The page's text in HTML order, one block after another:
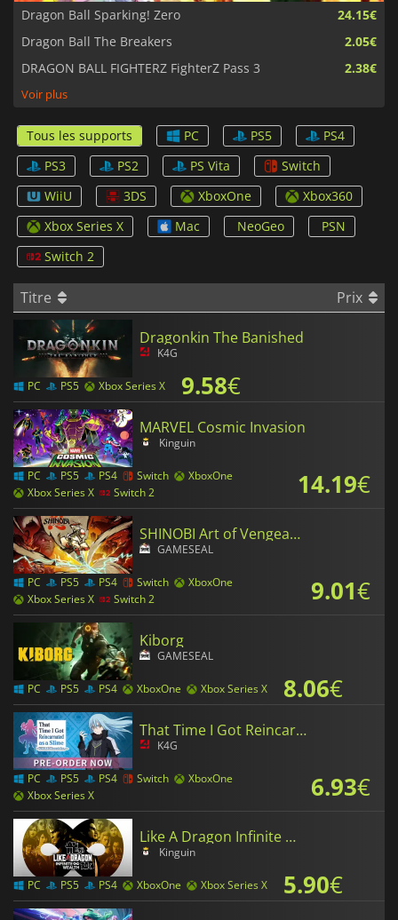
Dragon Ball Sparking! Zero
24.15€
Dragon Ball The Breakers
2.05€
DRAGON BALL FIGHTERZ FighterZ Pass 3
2.38€
Voir plus
Tous les supports PC PS5
PS4
PS3
PS2 PS Vita
Switch
WiiU
3DS XboxOne
Xbox360
Xbox Series X
Mac NeoGeo
PSN
Switch 2
Titre Prix
Dragonkin The Banished
K4G
PC PS5 Xbox Series X 9.58€
MARVEL Cosmic Invasion
Kinguin
PC PS5 PS4 Switch
XboxOne
Xbox Series X
Switch 2 14.19€
SHINOBI Art of Vengeance
GAMESEAL
PC PS5 PS4 Switch
XboxOne
Xbox Series X
Switch 2 9.01€
Kiborg
GAMESEAL
PC PS5 PS4 XboxOne Xbox Series X 8.06€
That Time I Got Reincarnated as a Slime ISEKAI Chronicles
K4G
PC PS5 PS4 Switch
XboxOne
Xbox Series X
6.93€
Like A Dragon Infinite Wealth
Kinguin
PC PS5 PS4 XboxOne Xbox Series X 5.90€